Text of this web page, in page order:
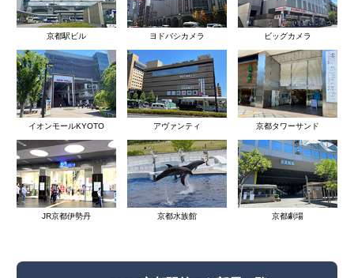
京都駅ビル ヨドバシカメラ ビッグカメラ
イオンモールKYOTO アヴァンティ 京都タワーサンド
JR京都伊勢丹 京都水族館 京都劇場